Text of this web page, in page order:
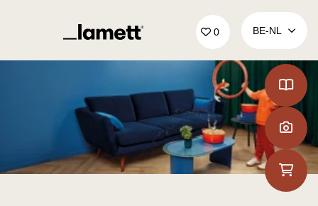
Terug naar home 0 BE‑NL